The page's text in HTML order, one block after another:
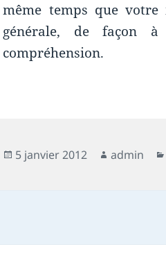
même temps que
générale, de façon
compréhension.
Publié
5 janvier 2012 Auteur
admin